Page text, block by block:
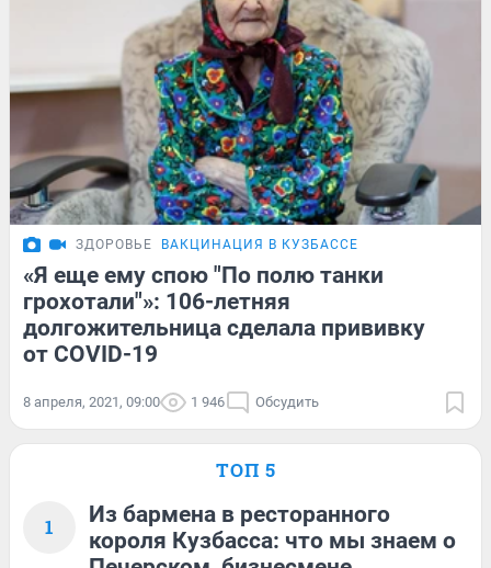
ЗДОРОВЬЕ ВАКЦИНАЦИЯ В КУЗБАССЕ
«Я еще ему спою "По полю танки
грохотали"»: 106-летняя
долгожительница сделала прививку
от COVID-19
8 апреля, 2021, 09:00 1 946 Обсудить
ТОП 5
1
Из бармена в ресторанного
короля Кузбасса: что мы знаем о